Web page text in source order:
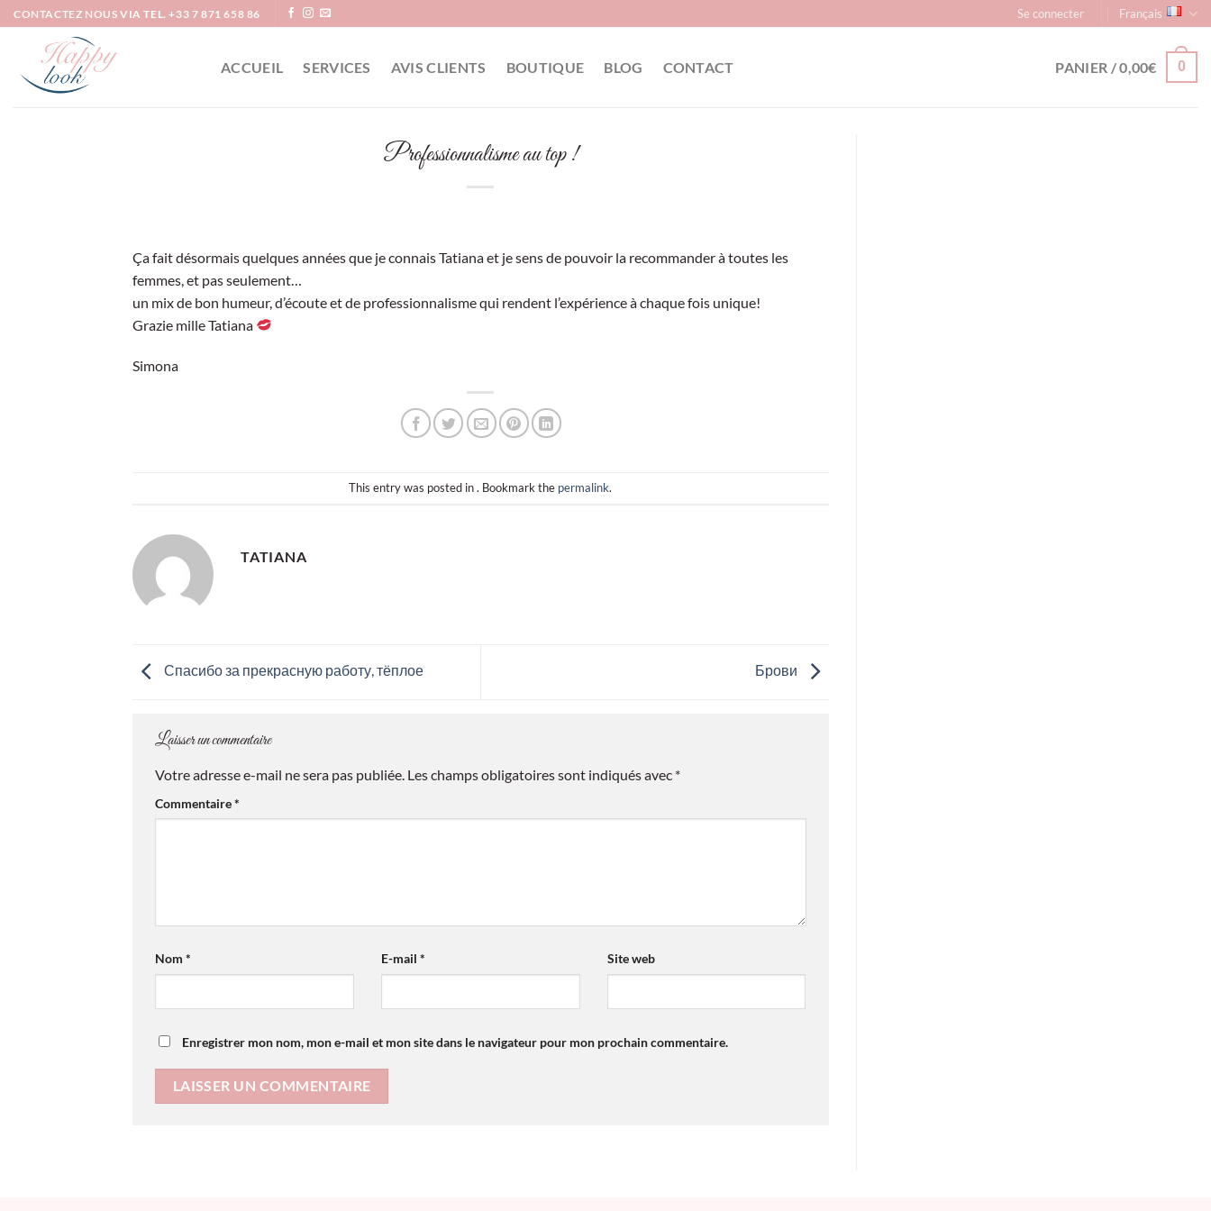
Passer
au
contenu
CONTACTEZ NOUS VIA TEL. +33 7 871 658 86 Se connecter Français
ACCUEIL SERVICES AVIS CLIENTS BOUTIQUE BLOG CONTACT PANIER /0,00€ 0
Professionnalisme au top !
Ça fait désormais quelques années que je connais Tatiana et je sens de pouvoir la recommander à toutes les
femmes, et pas seulement…
un mix de bon humeur, d’écoute et de professionnalisme qui rendent l’expérience à chaque fois unique!
Grazie mille Tatiana
Simona
This entry was posted in . Bookmark the permalink.
TATIANA
Спасибо за прекрасную работу, тёплое Брови
Laisser un commentaire
Votre adresse e-mail ne sera pas publiée. Les champs obligatoires sont indiqués avec *
Commentaire*
Nom * E-mail * Site web
Enregistrer mon nom, mon e-mail et mon site dans le navigateur pour mon prochain commentaire.